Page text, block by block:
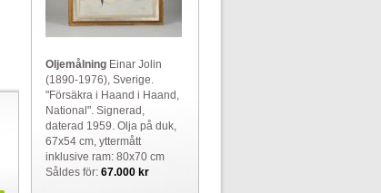
OljemålningEinar Jolin
(1890-1976), Sverige.
"Försäkra i Haand i Haand,
National". Signerad,
daterad 1959. Olja på duk,
67x54 cm, yttermått
inklusive ram: 80x70 cm
Såldes för: 67.000 kr